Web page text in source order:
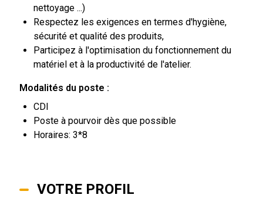
nettoyage ...)
Respectez les exigences en termes d'hygiène,
sécurité et qualité des produits,
Participez à l'optimisation du fonctionnement du
matériel et à la productivité de l'atelier.
Modalités du poste :
CDI
Poste à pourvoir dès que possible
Horaires: 3*8
VOTRE PROFIL